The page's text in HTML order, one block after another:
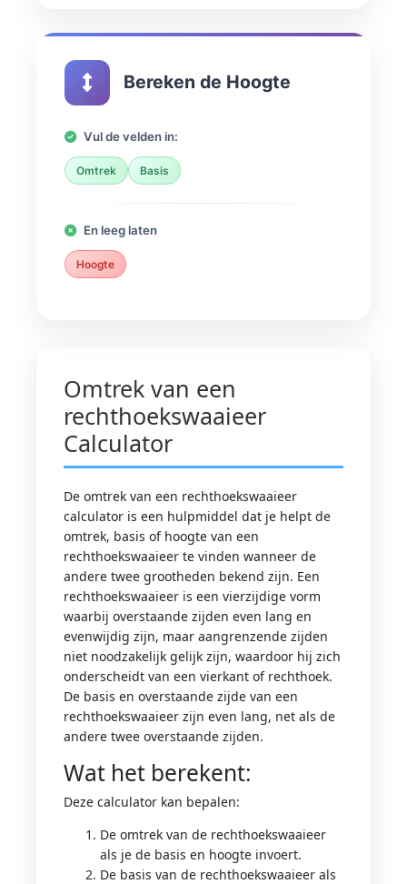
Bereken de Hoogte
Vul de velden in:
Omtrek Basis
En leeg laten
Hoogte
Omtrek van een
rechthoekswaaieer
Calculator
De omtrek van een rechthoekswaaieer
calculator is een hulpmiddel dat je helpt de
omtrek, basis of hoogte van een
rechthoekswaaieer te vinden wanneer de
andere twee grootheden bekend zijn. Een
rechthoekswaaieer is een vierzijdige vorm
waarbij overstaande zijden even lang en
evenwijdig zijn, maar aangrenzende zijden
niet noodzakelijk gelijk zijn, waardoor hij zich
onderscheidt van een vierkant of rechthoek.
De basis en overstaande zijde van een
rechthoekswaaieer zijn even lang, net als de
andere twee overstaande zijden.
Wat het berekent:
Deze calculator kan bepalen:
De omtrek van de rechthoekswaaieer
als je de basis en hoogte invoert.
De basis van de rechthoekswaaieer als